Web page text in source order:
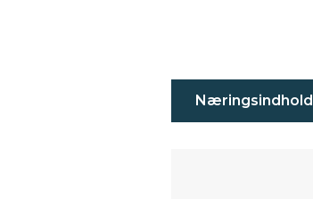
Næringsindhold